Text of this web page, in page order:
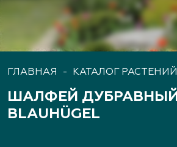
ГЛАВНАЯ - КАТАЛОГ РАСТЕНИЙ
ШАЛФЕЙ ДУБРАВНЫЙ
BLAUHÜGEL